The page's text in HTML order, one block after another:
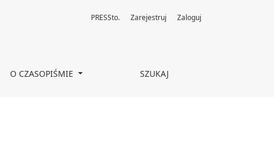
O CZASOPIŚMIE SZUKAJ
PRESSto. Zarejestruj Zaloguj